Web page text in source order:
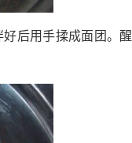
后用手揉成面团。醒